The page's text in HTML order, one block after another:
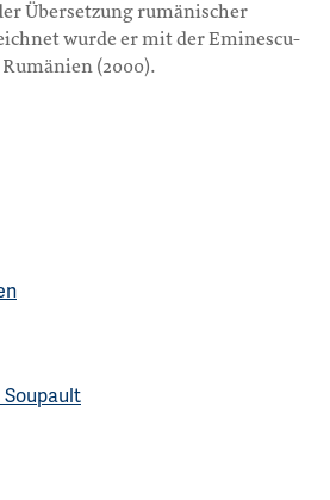
Übersetzung rumänischer
wurde er mit der Eminescu-
(2000).